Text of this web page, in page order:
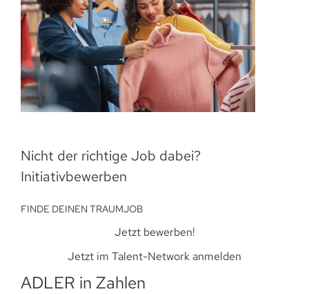
Nicht der richtige Job dabei?
Initiativbewerben
FINDE DEINEN TRAUMJOB
Jetzt bewerben!
Jetzt im Talent-Network anmelden
ADLER in Zahlen